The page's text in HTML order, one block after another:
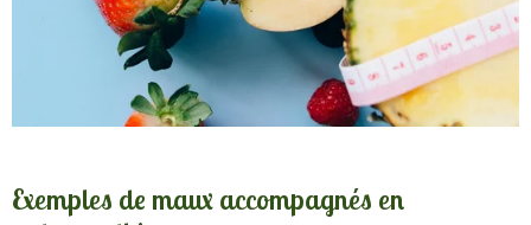
Exemples de maux accompagnés en